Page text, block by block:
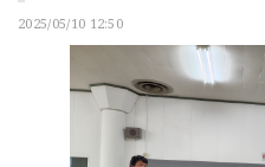
2025/05/10 12:50